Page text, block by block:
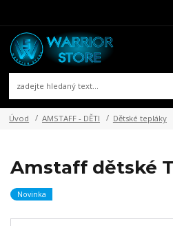
Úvod AMSTAFF - DĚTI Dětské tepláky
Amstaff dětské
Novinka